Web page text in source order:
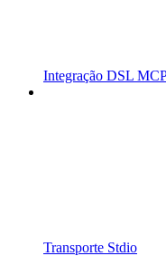
Integração DSL
Transporte Stdio